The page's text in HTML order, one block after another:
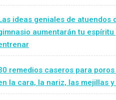
ideas geniales de atuendos
aumentarán tu espíritu
remedios caseros para
la cara, la nariz, las mejillas y